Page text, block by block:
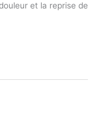
et la reprise de